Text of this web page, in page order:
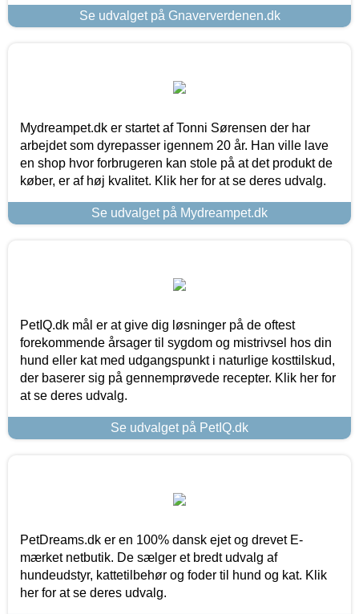
Se udvalget på Gnaververdenen.dk
Mydreampet.dk er startet af Tonni Sørensen der har
arbejdet som dyrepasser igennem 20 år. Han ville lave
en shop hvor forbrugeren kan stole på at det produkt de
køber, er af høj kvalitet. Klik her for at se deres udvalg.
Se udvalget på Mydreampet.dk
PetIQ.dk mål er at give dig løsninger på de oftest
forekommende årsager til sygdom og mistrivsel hos din
hund eller kat med udgangspunkt i naturlige kosttilskud,
der baserer sig på gennemprøvede recepter. Klik her for
at se deres udvalg.
Se udvalget på PetIQ.dk
PetDreams.dk er en 100% dansk ejet og drevet E-
mærket netbutik. De sælger et bredt udvalg af
hundeudstyr, kattetilbehør og foder til hund og kat. Klik
her for at se deres udvalg.